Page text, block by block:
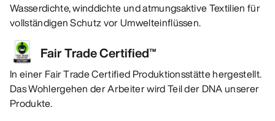
Wasserdichte, winddichte und atmungsaktive Textilien für
vollständigen Schutz vor Umwelteinflüssen.
Fair Trade Certified™
In einer Fair Trade Certified Produktionsstätte hergestellt.
Das Wohlergehen der Arbeiter wird Teil der DNA unserer
Produkte.